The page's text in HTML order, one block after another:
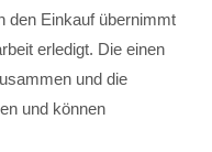
den Einkauf übernimmt
erledigt. Die einen
und die
und können